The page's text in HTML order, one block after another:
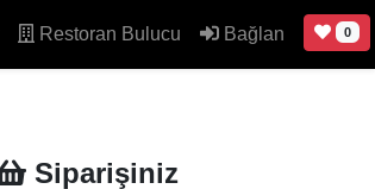
Restoran Bulucu Bağlan 0
Siparişiniz